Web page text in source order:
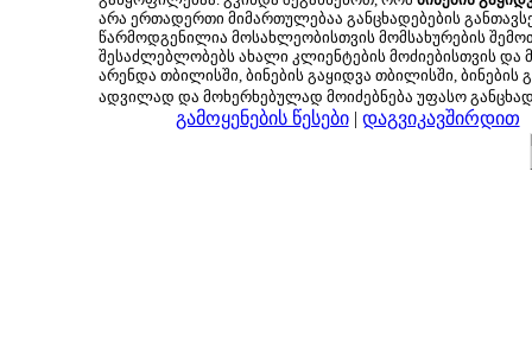
არა ერთადერთი მიმართულებაა განცხადებების
წარმოდგენილია მოსახლეობისთვის მომსახურების
შესაძლებლობებს ახალი კლიენტების მოძიებისთვის და
არენდა თბილისში, ბინების გაყიდვა თბილისში, ბინების
ადვილად და მოხერხებულად მოიძებნება უფასო
გამოყენების წესები| დაგვიკავშირდით